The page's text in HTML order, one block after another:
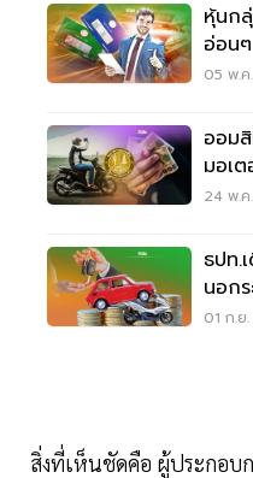
หุ้นก
อ่อน
บาท
05 พ.
ออม
มอเต
เงื่อน
24 พ.
ธปท.
นอกร
01 ก.ย
สิ่งที่เห็นชัดคือ ผู้ประกอบ